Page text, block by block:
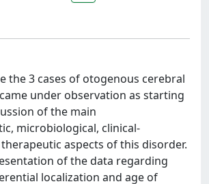
the 3 cases of otogenous cerebral
under observation as starting
of the main
microbiological, clinical-
aspects of this disorder.
of the data regarding
localization and age of